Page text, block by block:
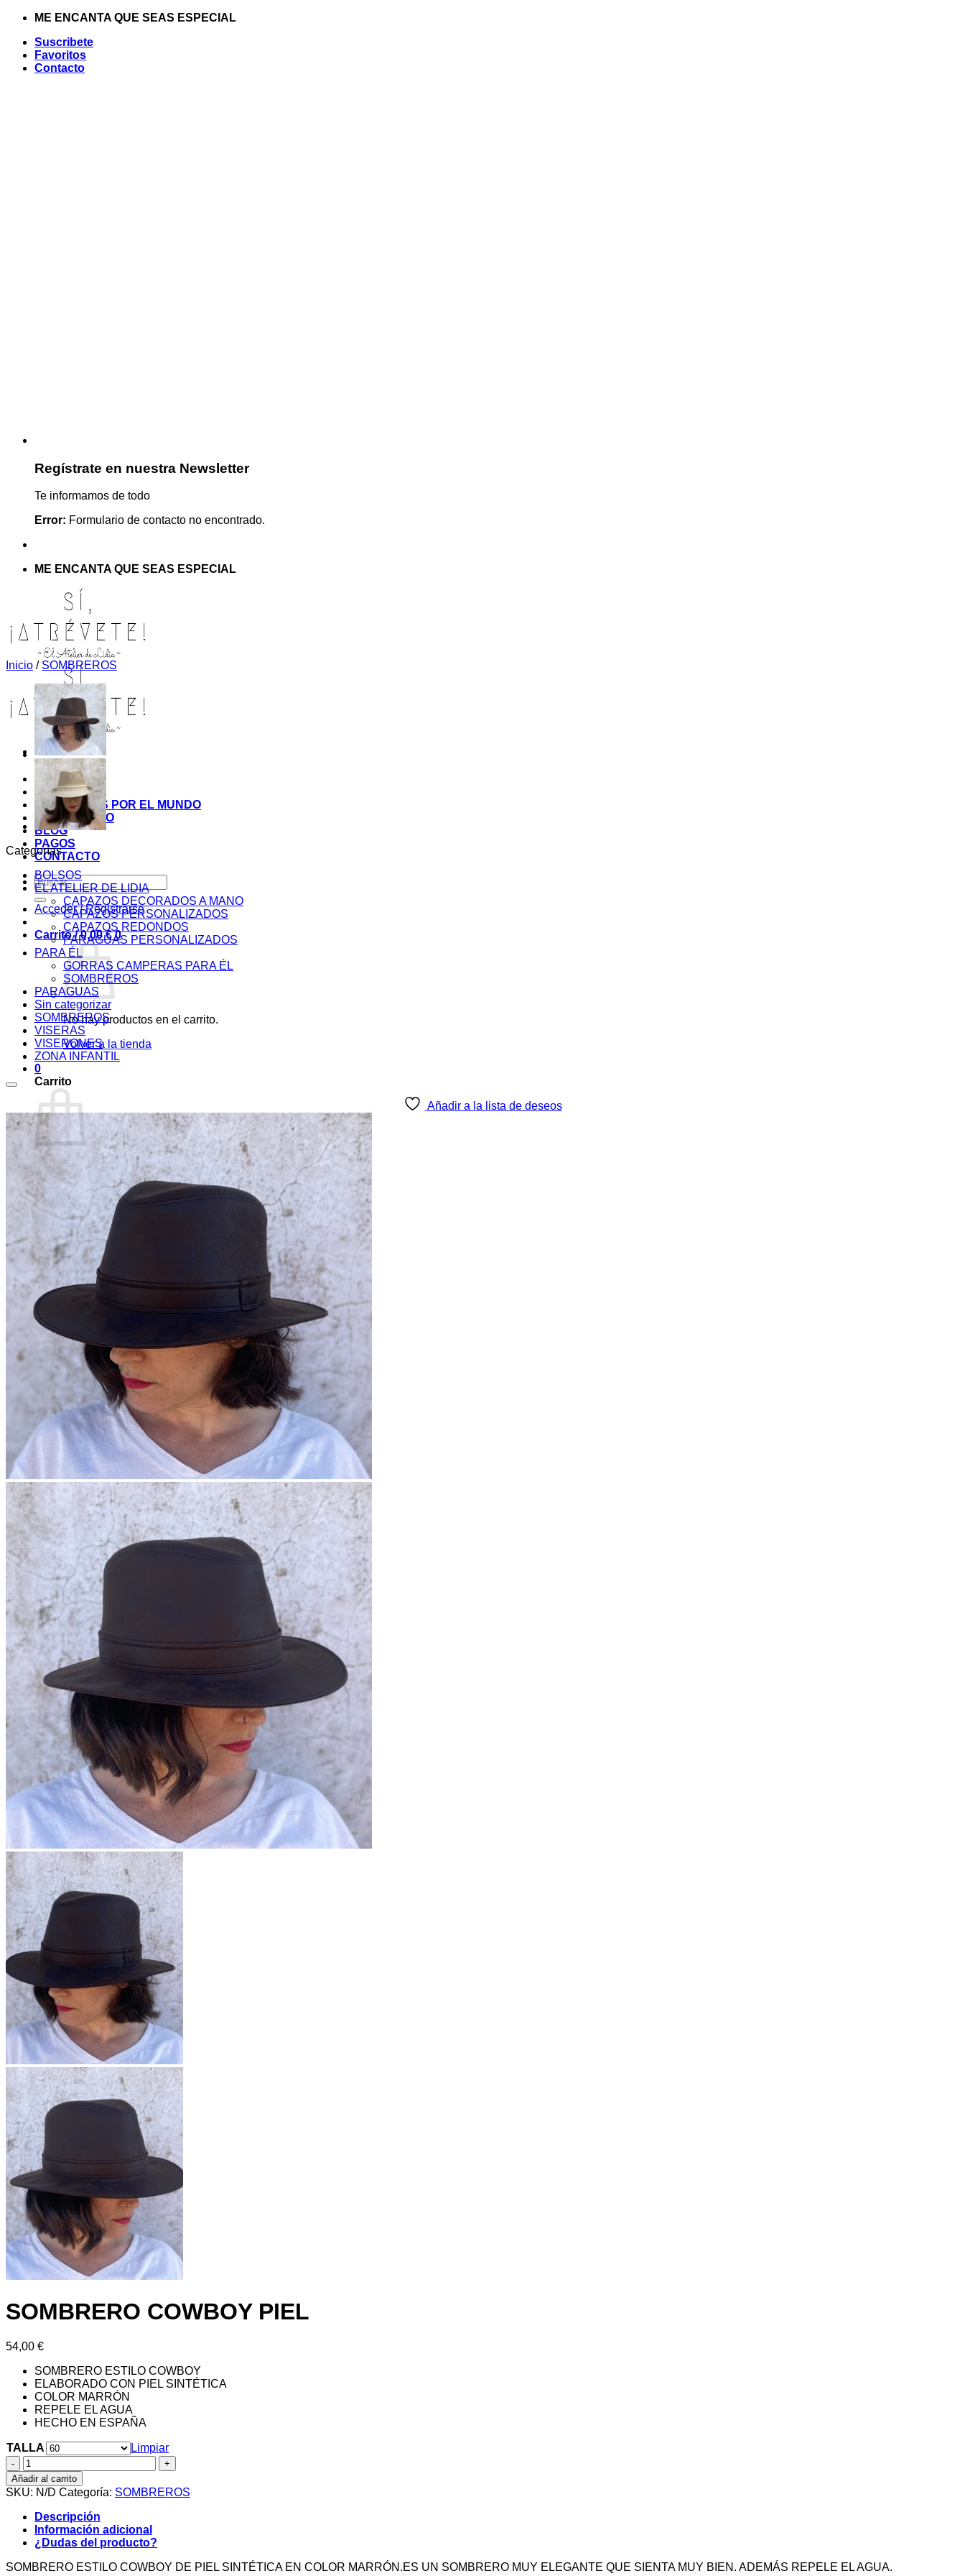
Saltar
contenido
ME ENCANTA QUE SEAS ESPECIAL
Suscribete
Favoritos
Contacto
Regístrate en nuestra Newsletter
Te informamos de todo
Error: Formulario de contacto no encontrado.
ME ENCANTA QUE SEAS ESPECIAL
INICIO
TIENDA
MIS COSITAS POR EL MUNDO
EL COMIENZO
BLOG
PAGOS
CONTACTO
Buscar
por:
Acceder / Registrarse
Carrito /0,00€ 0
No hay productos en el carrito.
Volver a la tienda
0
Carrito
No hay productos en el carrito.
Volver a la tienda
Inicio / SOMBREROS
Categorías
BOLSOS
EL ATELIER DE LIDIA
CAPAZOS DECORADOS A MANO
CAPAZOS PERSONALIZADOS
CAPAZOS REDONDOS
PARAGUAS PERSONALIZADOS
PARA ÉL
GORRAS CAMPERAS PARA ÉL
SOMBREROS
PARAGUAS
Sin categorizar
SOMBREROS
VISERAS
VISERONES
ZONA INFANTIL
Añadir a la lista de deseos
SOMBRERO COWBOY PIEL
54,00 €
SOMBRERO ESTILO COWBOY
ELABORADO CON PIEL SINTÉTICA
COLOR MARRÓN
REPELE EL AGUA
HECHO EN ESPAÑA
TALLA
Limpiar
SOMBRERO
COWBOY
PIEL
cantidad
Añadir al carrito
SKU: N/D Categoría: SOMBREROS
Descripción
Información adicional
¿Dudas del producto?
SOMBRERO ESTILO COWBOY DE PIEL SINTÉTICA EN COLOR MARRÓN.ES UN SOMBRERO MUY ELEGANTE QUE SIENTA MUY BIEN. ADEMÁS REPELE EL AGUA.